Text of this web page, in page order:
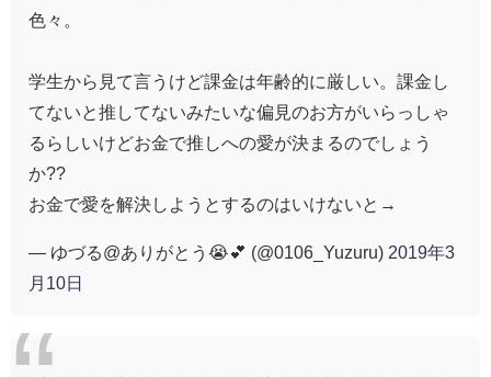
色々。
学生から見て言うけど課金は年齢的に厳しい。課金し
てないと推してないみたいな偏見のお方がいらっしゃ
るらしいけどお金で推しへの愛が決まるのでしょう
か??
お金で愛を解決しようとするのはいけないと→
— ゆづる@ありがとう😭💕 (@0106_Yuzuru) 2019年3
月10日